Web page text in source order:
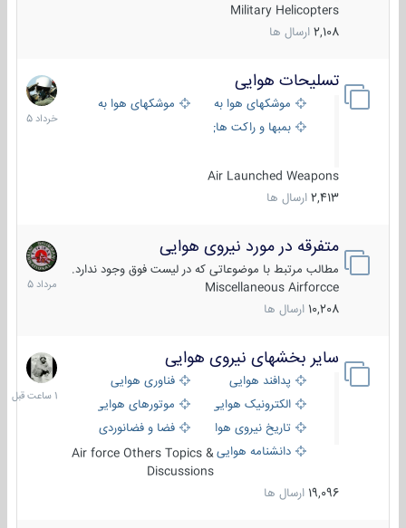
Military Helicopters
2,108 ارسال ها
تسلیحات هوایی
موشکهای هوا به هوا
موشکهای هوا به سطح
بمبها و راکت های هوایی
Air Launched Weapons
2,413 ارسال ها
30
خرداد
1405
متفرقه در مورد نیروی هوایی
مطالب مرتبط با موضوعاتی که در لیست فوق وجود ندارد.
Miscellaneous Airforcce
10,208 ارسال ها
7
مرداد
1405
سایر بخشهای نیروی هوایی
پدافند هوایی
فناوری هوایی
الکترونیک هوایی
موتورهای هوایی
تاریخ نیروی هوایی
فضا و فضانوردی
دانشنامه هواییAir force Others Topics &
Discussions
19,096 ارسال ها
1
ساعت
قبل